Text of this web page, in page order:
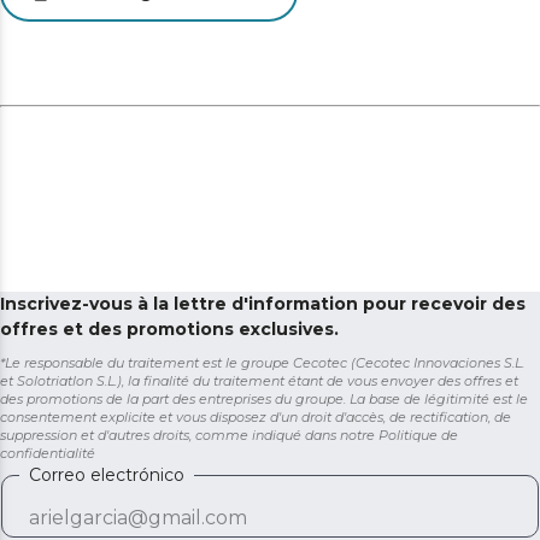
deux côtés grâce à son couvercle rabattable et à son
Inscrivez-vous à la lettre d'information pour recevoir des
offres et des promotions exclusives.
*Le responsable du traitement est le groupe Cecotec (Cecotec Innovaciones S.L.
et Solotriatlon S.L.), la finalité du traitement étant de vous envoyer des offres et
des promotions de la part des entreprises du groupe. La base de légitimité est le
consentement explicite et vous disposez d'un droit d'accès, de rectification, de
suppression et d'autres droits, comme indiqué dans notre Politique de
confidentialité
Correo electrónico